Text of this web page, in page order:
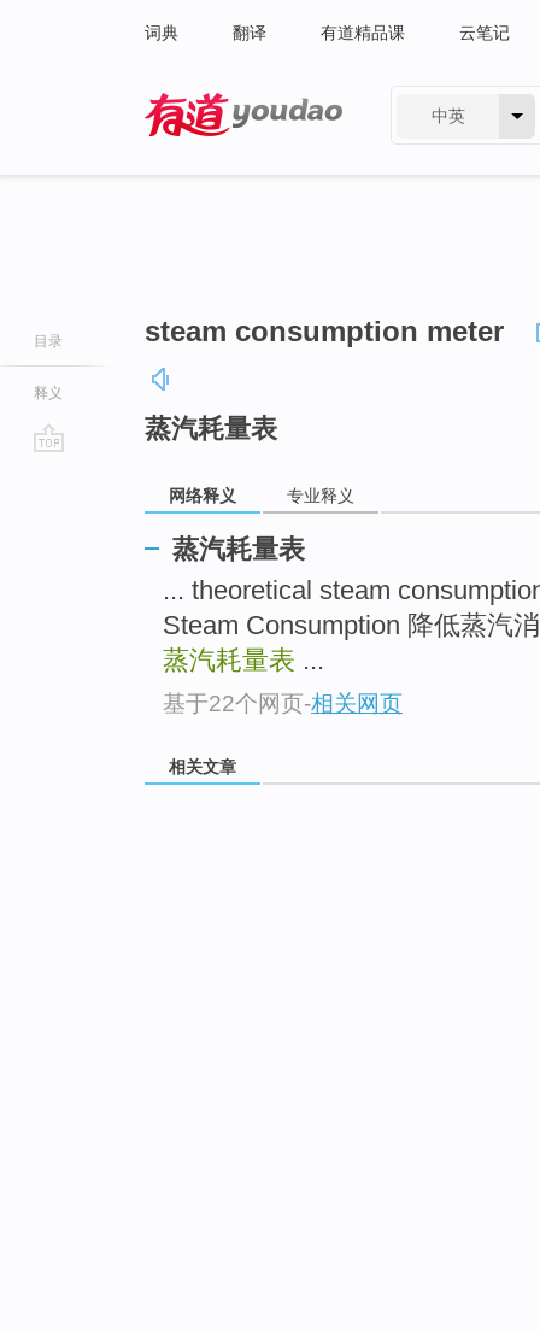
词典 翻译 有道精品课 云笔记
中英
目录
释义
steam consumption meter
蒸汽耗量表
网络释义 专业释义
蒸汽耗量表
... theoretical steam
Steam Consumption 降低蒸汽
蒸汽耗量表 ...
基于22个网页-相关网页
相关文章